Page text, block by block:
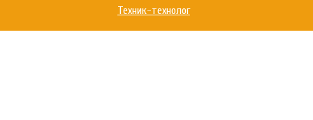
Техник-технолог